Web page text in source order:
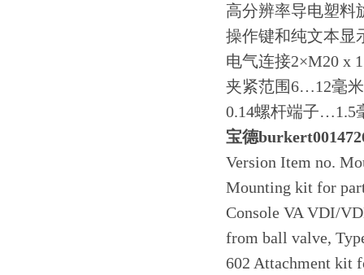
高分辨率导电塑料
操作键和纯文本显
电气连接2×M20 x
夹紧范围6…12毫米
0.14螺杆端子…1.5
宝德
Version Item no.
Mounting kit for
Console VA VDI/
from ball valve,
602 Attachment kit